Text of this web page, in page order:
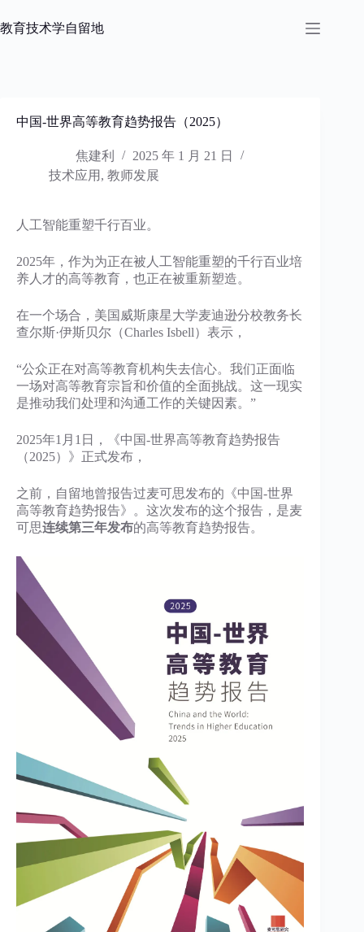
过
教育技术学自留地
中国-世界高等教育趋势报告（2025）
焦建利
2025 年 1 月 21 日
技术应用 , 教师发展
人工智能重塑千行百业。
2025年，作为为正在被人工智能重塑的千行百业培
养人才的高等教育，也正在被重新塑造。
在一个场合，美国威斯康星大学麦迪逊分校教务长
查尔斯·伊斯贝尔（Charles Isbell）表示，
“公众正在对高等教育机构失去信心。我们正面临
一场对高等教育宗旨和价值的全面挑战。这一现实
是推动我们处理和沟通工作的关键因素。”
2025年1月1日，《中国-世界高等教育趋势报告
（2025）》正式发布，
之前，自留地曾报告过麦可思发布的《中国-世界
高等教育趋势报告》。这次发布的这个报告，是麦
可思连续第三年发布的高等教育趋势报告。